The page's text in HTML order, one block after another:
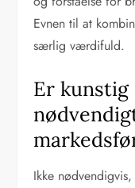
Evnen til at
særlig værdifuld.
Er
Ikke